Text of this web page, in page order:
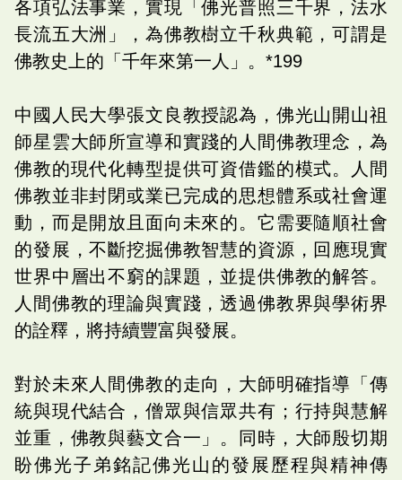
各項弘法事業，實現「佛光普照三千界，法水
長流五大洲」，為佛教樹立千秋典範，可謂是
佛教史上的「千年來第一人」。*199
中國人民大學張文良教授認為，佛光山開山祖
師星雲大師所宣導和實踐的人間佛教理念，為
佛教的現代化轉型提供可資借鑑的模式。人間
佛教並非封閉或業已完成的思想體系或社會運
動，而是開放且面向未來的。它需要隨順社會
的發展，不斷挖掘佛教智慧的資源，回應現實
世界中層出不窮的課題，並提供佛教的解答。
人間佛教的理論與實踐，透過佛教界與學術界
的詮釋，將持續豐富與發展。
對於未來人間佛教的走向，大師明確指導「傳
統與現代結合，僧眾與信眾共有；行持與慧解
並重，佛教與藝文合一」。同時，大師殷切期
盼佛光子弟銘記佛光山的發展歷程與精神傳